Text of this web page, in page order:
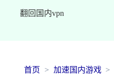
翻回国内vpn
首页 加速国内游戏